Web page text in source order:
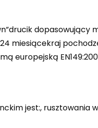
miesiącekraj
europejską
jest:, rusztowania